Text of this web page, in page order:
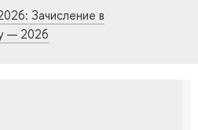
Зачисление в
— 2026